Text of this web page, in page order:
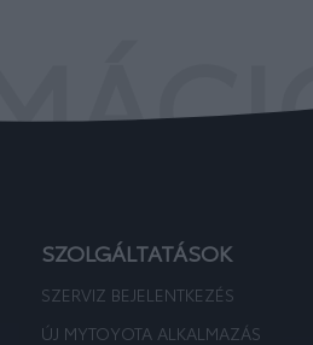
SZOLGÁLTATÁSOK
SZERVIZ BEJELENTKEZÉS
ÚJ MYTOYOTA ALKALMAZÁS